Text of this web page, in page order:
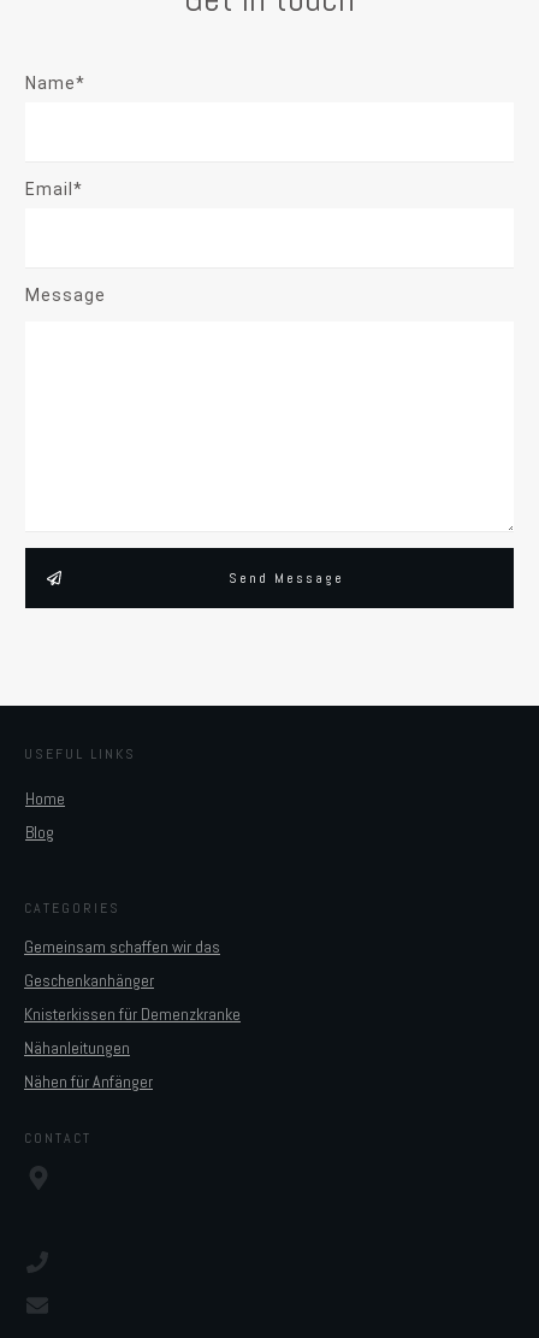
Name*
Email*
Message
Send Message
USEFUL LINKS
Home
Blog
CATEGORIES
Gemeinsam schaffen wir das
Geschenkanhänger
Knisterkissen für Demenzkranke
Nähanleitungen
Nähen für Anfänger
CONTACT